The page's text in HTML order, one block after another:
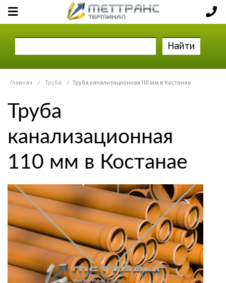
Найти
Главная / Труба / Труба канализационная 110 мм в Костанае
Труба
канализационная
110 мм в Костанае